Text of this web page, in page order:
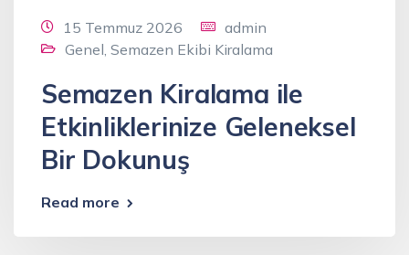
15 Temmuz 2026
admin
Genel, Semazen Ekibi Kiralama
Semazen Kiralama ile
Etkinliklerinize Geleneksel
Bir Dokunuş
Read more